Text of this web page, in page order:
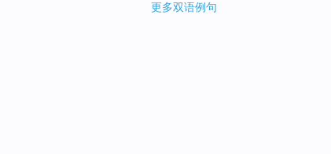
更多双语例句